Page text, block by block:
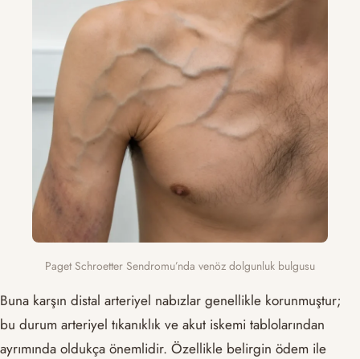
Paget Schroetter Sendromu’nda venöz dolgunluk bulgusu
Buna karşın distal arteriyel nabızlar genellikle korunmuştur;
bu durum arteriyel tıkanıklık ve akut iskemi tablolarından
ayrımında oldukça önemlidir. Özellikle belirgin ödem ile